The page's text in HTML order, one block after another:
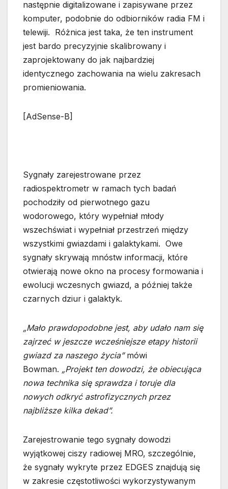
następnie digitalizowane i zapisywane przez
komputer, podobnie do odbiorników radia FM i
telewiji. Różnica jest taka, że ten instrument
jest bardo precyzyjnie skalibrowany i
zaprojektowany do jak najbardziej
identycznego zachowania na wielu zakresach
promieniowania.
[AdSense-B]
Sygnały zarejestrowane przez
radiospektrometr w ramach tych badań
pochodziły od pierwotnego gazu
wodorowego, który wypełniał młody
wszechświat i wypełniał przestrzeń między
wszystkimi gwiazdami i galaktykami. Owe
sygnały skrywają mnóstw informacji, które
otwierają nowe okno na procesy formowania i
ewolucji wczesnych gwiazd, a później także
czarnych dziur i galaktyk.
„Mało prawdopodobne jest, aby udało nam się
zajrzeć w jeszcze wcześniejsze etapy historii
gwiazd za naszego życia”mówi
Bowman. „Projekt ten dowodzi, że obiecująca
nowa technika się sprawdza i toruje dla
nowych odkryć astrofizycznych przez
najbliższe kilka dekad”.
Zarejestrowanie tego sygnały dowodzi
wyjątkowej ciszy radiowej MRO, szczególnie,
że sygnały wykryte przez EDGES znajdują się
w zakresie częstotliwości wykorzystywanym